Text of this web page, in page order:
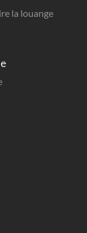
la louange